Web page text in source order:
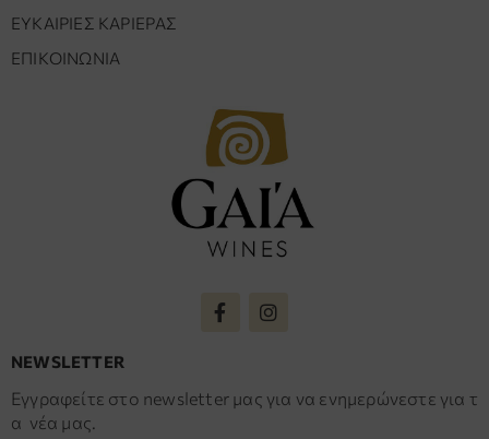
ΕΥΚΑΙΡΙΕΣ ΚΑΡΙΕΡΑΣ
ΕΠΙΚΟΙΝΩΝΙΑ
NEWSLETTER
Εγγραφείτε στο newsletter μας για να ενημερώνεστε για τ
α νέα μας.